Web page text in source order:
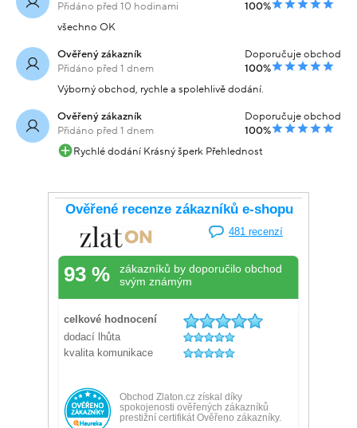
Přidáno před 10 hodinami
100%
všechno OK
Ověřený zákazník
Přidáno před 1 dnem
Doporučuje obchod
100%
Výborný obchod, rychle a spolehlivě dodání.
Ověřený zákazník
Přidáno před 1 dnem
Doporučuje obchod
100%
Rychlé dodání Krásný šperk Přehlednost